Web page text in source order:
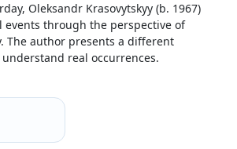
Oleksandr Krasovytskyy (b. 1967)
events through the perspective of
The author presents a different
real occurrences.